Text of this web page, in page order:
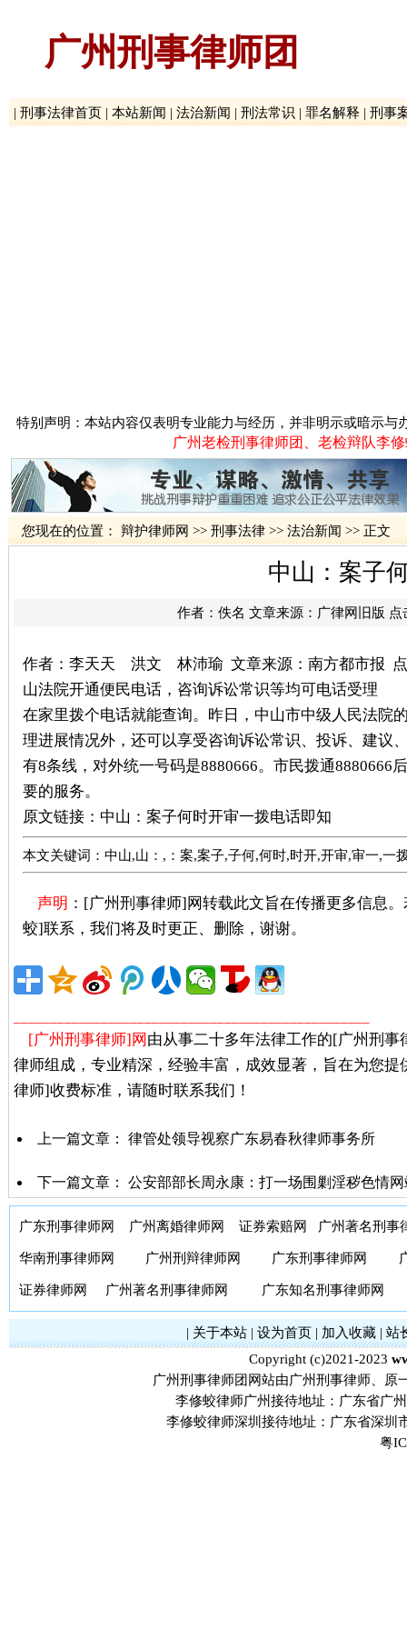
广州刑事律师团
| 刑事法律首页 | 本站新闻 | 法治新闻 | 刑法常识 | 罪名解释 | 刑事
特别声明：本站内容仅表明专业能力与经历，并非明示或暗示
广州老检刑事律师团、老检辩队李
您现在的位置： 辩护律师网 >> 刑事法律 >> 法治新闻 >> 正文
中山：案子
作者：佚名 文章来源： 广律网旧版 点
作者：李天天 洪文 林沛瑜 文章来源：南方都市
山法院开通便民电话，咨询诉讼常识等均可电话受理
在家里拨个电话就能查询。昨日，中山市中级人民法院
理进展情况外，还可以享受咨询诉讼常识、投诉、建
有8条线，对外统一号码是8880666。市民拨通
要的服务。
原文链接： 中山：案子何时开审一拨电话即知
本文关键词：中山,山：,：案,案子,子何,何时,时开,开审,审一,一
声明 ：[广州刑事律师]网转载此文旨在传播更多信息
蛟]联系，我们将及时更正、删除，谢谢。
[广州刑事律师]网 由从事二十多年法律工作的[广州刑
律师组成，专业精深，经验丰富，成效显著，旨在为您
律师]收费标准，请随时联系我们！
上一篇文章： 律管处领导视察广东易春秋律师事务所
下一篇文章： 公安部部长周永康：打一场围剿淫秽色情
广东刑事律师网 广州离婚律师网 证券索赔网 广州著名刑事
华南刑事律师网 广州刑辩律师网 广东刑事律师网
证券律师网 广州著名刑事律师网 广东知名刑事律师网
| 关于本站| 设为首页| 加入收藏| 站
Copyright (c)2021-2023
广州刑事律师团网站由广州刑事律师、原
李修蛟律师广州接待地址：广东省广
李修蛟律师深圳接待地址：广东省深圳
粤